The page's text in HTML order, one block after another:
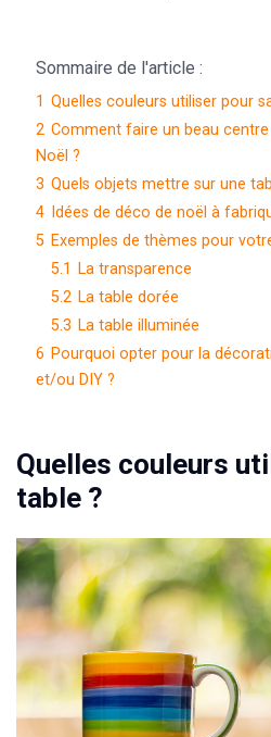
Sommaire de l'article :
1 Quelles couleurs utiliser pour
2 Comment faire un beau
Noël ?
3 Quels objets mettre sur une
4 Idées de déco de noël à
5 Exemples de thèmes pour
5.1
La transparence
5.2 La table dorée
5.3 La table illuminée
6 Pourquoi opter pour la
et/ou DIY ?
Quelles couleurs
table ?